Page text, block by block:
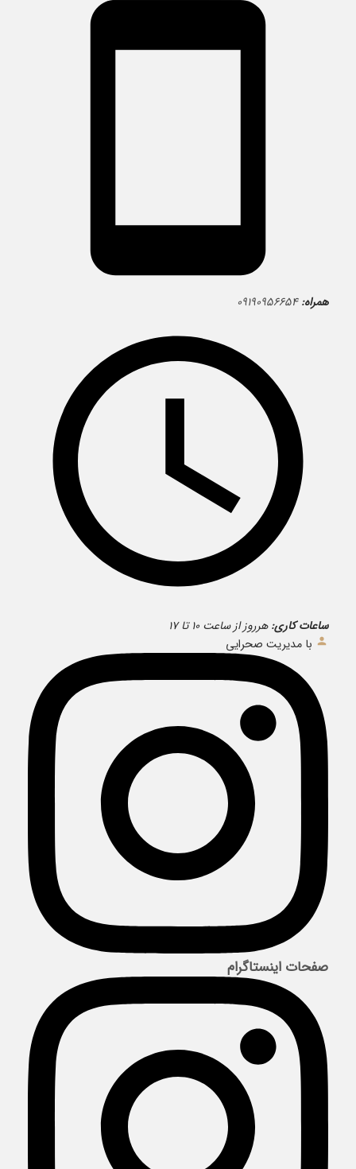
همراه: ۰۹۱۹۰۹۵۶۶۵۴
ساعات کاری: هرروز از ساعت ۱۰ تا ۱۷
با مدیریت صحرایی
صفحات اینستاگرام